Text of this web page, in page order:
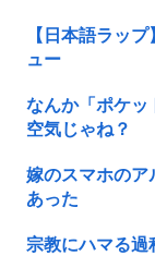
【日本語ラッ
ュー
なんか「ポケッ
空気じゃね？
嫁のスマホのア
あった
宗教にハマる過